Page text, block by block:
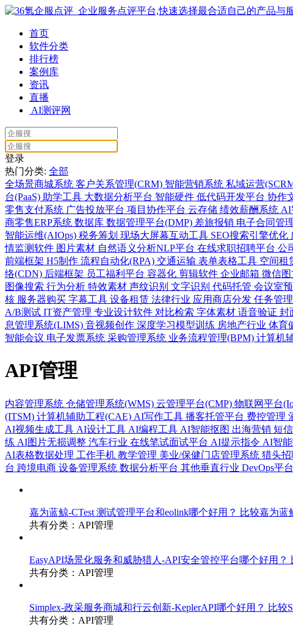
首页
软件分类
排行榜
案例库
资讯
直播
AI测评网
登录
热门分类: 全部
全场景商城系统 客户关系管理(CRM) 智能营销系统 私域运营
台(PaaS) 助学工具 大数据分析平台 智能硬件 低代码开发平台 协作
零售支付系统 广告投放平台 项目协作平台 云存储 绩效薪酬系统 AI
商零售ERP系统 数据库 数据管理平台(DMP) 差旅报销 电子合同管
智能运维(AIOps) 税务筹划 现场大屏幕互动工具 SEO搜索引擎优化
情监测软件 图片素材 自然语义分析NLP平台 在线求职招聘平台 公
前端框架 H5制作 流程自动化(RPA) 交通运输 表单表格工具 空间租
络(CDN) 后端框架 员工福利平台 容器化 剪辑软件 企业邮箱 微信图
图像搜索 行为分析 特效素材 声纹识别 文字识别 代码托管 会议室
核 服务器购买 字幕工具 设备租赁 法律行业 应用商店分发 任务管
A/B测试 IT资产管理 专业设计软件 对比检索 字体素材 语音验证 封
息管理系统(LIMS) 音视频创作 深度学习模型训练 房地产行业 体育
智能会议 电子发票系统 采购管理系统 业务流程管理(BPM) 计算机
API管理
内容管理系统 仓储管理系统(WMS) 云管理平台(CMP) 物联网平台
(ITSM) 计算机辅助工程(CAE) AI写作工具 播客托管平台 费控管理
AI视频生成工具 AI设计工具 AI编程工具 AI智能抠图 出海营销 短
练 AI图片无损调整 汽车行业 在线笔试面试平台 AI提示指令 AI智
AI表格数据处理 工作手机 教学管理 美业/保健门店管理系统 猎头
台 跨境电商 设备管理系统 数据分析平台 其他垂直行业 DevOps平台
嘉为蓝鲸-CTest 测试管理平台和eolink哪个好用？ 比较嘉为蓝
共有分类：API管理
EasyAPI场景化服务和威胁猎人-API安全管控平台哪个好用？
共有分类：API管理
Simplex-政采服务商城和行云创新-KeplerAPI哪个好用？ 比较
共有分类：API管理